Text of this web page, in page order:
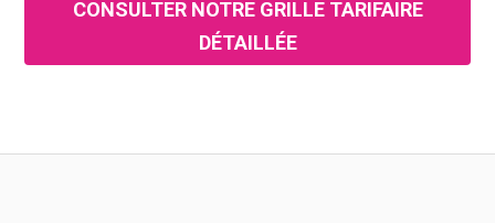
CONSULTER NOTRE GRILLE TARIFAIRE
DÉTAILLÉE